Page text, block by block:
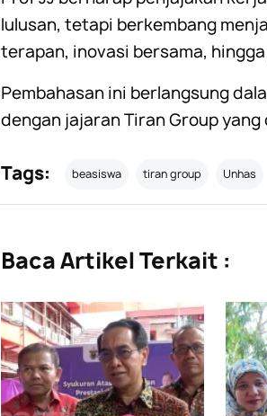
lulusan, tetapi berkembang
terapan, inovasi bersama,
Pembahasan ini berlangsung
dengan jajaran Tiran Group yang
Tags: beasiswa tiran group Unhas
Baca Artikel Terkait :